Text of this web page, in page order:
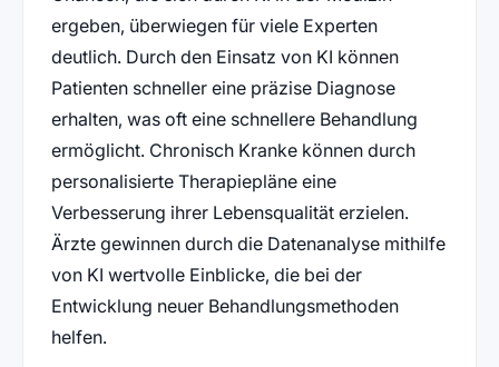
ergeben, überwiegen für viele Experten
deutlich. Durch den Einsatz von KI können
Patienten schneller eine präzise Diagnose
erhalten, was oft eine schnellere Behandlung
ermöglicht. Chronisch Kranke können durch
personalisierte Therapiepläne eine
Verbesserung ihrer Lebensqualität erzielen.
Ärzte gewinnen durch die Datenanalyse mithilfe
von KI wertvolle Einblicke, die bei der
Entwicklung neuer Behandlungsmethoden
helfen.